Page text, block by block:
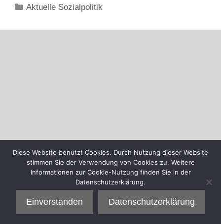
Kategorien
Aktuelle Sozialpolitik
Diese Website benutzt Cookies. Durch Nutzung dieser Website
stimmen Sie der Verwendung von Cookies zu. Weitere
Informationen zur Cookie-Nutzung finden Sie in der
Datenschutzerklärung.
Einverstanden Datenschutzerklärung